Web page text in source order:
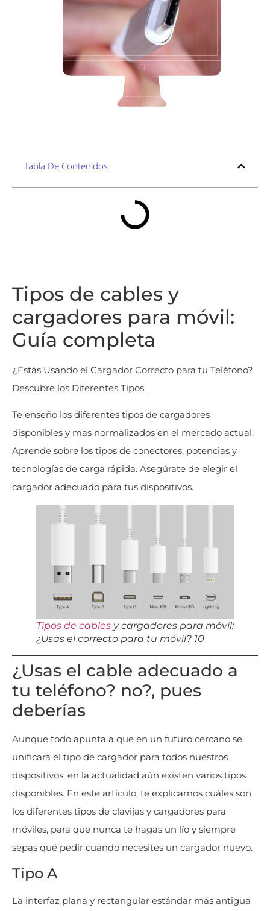
Tabla De Contenidos
Tipos de cables y
cargadores para móvil:
Guía completa
¿Estás Usando el Cargador Correcto para tu Teléfono?
Descubre los Diferentes Tipos.
Te enseño los diferentes tipos de cargadores
disponibles y mas normalizados en el mercado actual.
Aprende sobre los tipos de conectores, potencias y
tecnologías de carga rápida. Asegúrate de elegir el
cargador adecuado para tus dispositivos.
Tipos de cables y cargadores para móvil:
¿Usas el correcto para tu móvil? 10
¿Usas el cable adecuado a
tu teléfono? no?, pues
deberías
Aunque todo apunta a que en un futuro cercano se
unificará el tipo de cargador para todos nuestros
dispositivos, en la actualidad aún existen varios tipos
disponibles. En este artículo, te explicamos cuáles son
los diferentes tipos de clavijas y cargadores para
móviles, para que nunca te hagas un lío y siempre
sepas qué pedir cuando necesites un cargador nuevo.
Tipo A
La interfaz plana y rectangular estándar más antigua